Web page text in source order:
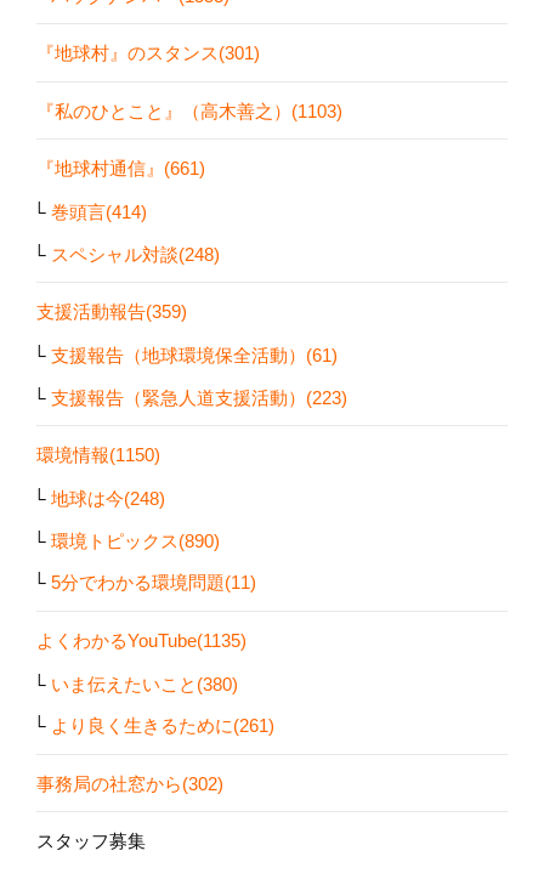
『地球村』のスタンス(301)
『私のひとこと』（高木善之）(1103)
『地球村通信』(661)
巻頭言(414)
スペシャル対談(248)
支援活動報告(359)
支援報告（地球環境保全活動）(61)
支援報告（緊急人道支援活動）(223)
環境情報(1150)
地球は今(248)
環境トピックス(890)
5分でわかる環境問題(11)
よくわかるYouTube(1135)
いま伝えたいこと(380)
より良く生きるために(261)
事務局の社窓から(302)
スタッフ募集